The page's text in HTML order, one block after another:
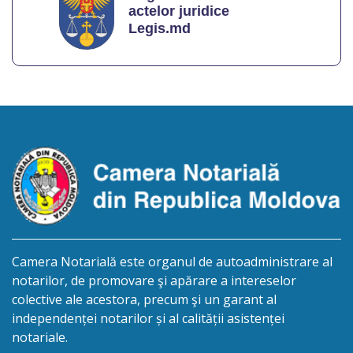
Camera Notarială este organul de autoadministrare al
notarilor, de promovare şi apărare a intereselor
colective ale acestora, precum şi un garant al
independenței notarilor și al calității asistenței
notariale.